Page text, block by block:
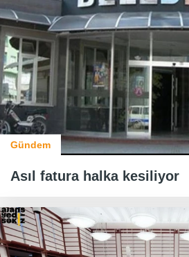
Gündem
Asıl fatura halka kesiliyor